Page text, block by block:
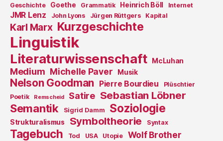
Geschichte Goethe Grammatik Heinrich Böll Internet
JMR Lenz John Lyons Jürgen Rüttgers Kapital
Karl Marx Kurzgeschichte
Linguistik
Literaturwissenschaft McLuhan
Medium Michelle Paver Musik
Nelson Goodman Pierre Bourdieu
Plüschtier
Poetik
Remscheid Satire Sebastian Löbner
Semantik Sigrid Damm Soziologie
Strukturalismus Symboltheorie Syntax
Tagebuch Tod USA Utopie Wolf Brother